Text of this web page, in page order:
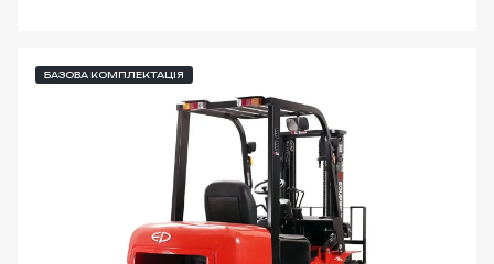
БАЗОВА КОМПЛЕКТАЦІЯ